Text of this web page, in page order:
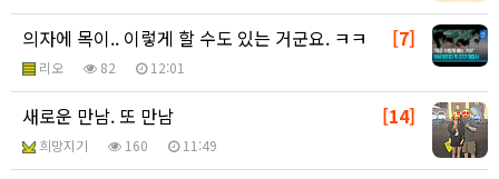
[7]
의자에 목이.. 이렇게 할 수도 있는 거군요. ㅋㅋ
리오 82 12:01
[14]
새로운 만남. 또 만남
희망지기 160 11:49